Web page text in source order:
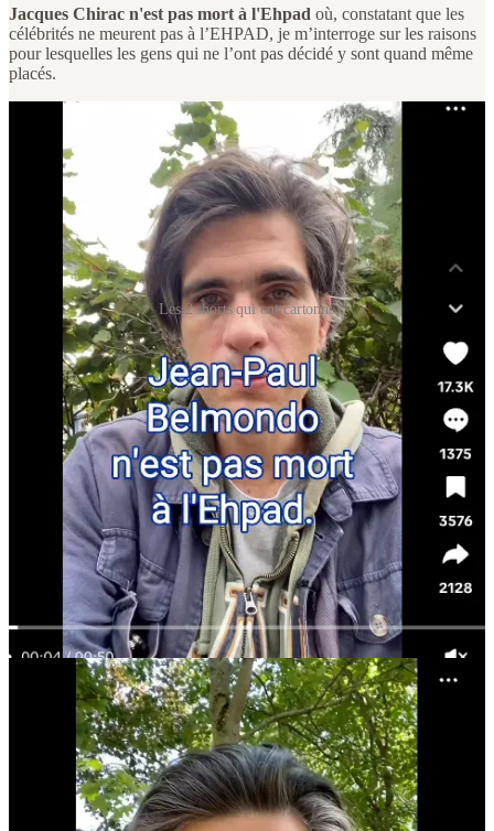
Jacques Chirac n'est pas mort à l'Ehpad où, constatant que les
célébrités ne meurent pas à l’EHPAD, je m’interroge sur les raisons
pour lesquelles les gens qui ne l’ont pas décidé y sont quand même
placés.
Les 2 shorts qui ont cartonné
Pourquoi ces posts ont fonctionné ?
Selon mon analyse, pour 3 raisons :
Ils parlent de l’EHPAD et contrairement au viager, à la Silver
économie et aux autres idées proposées par mes premiers
shorts, tout le monde connaît l’EHPAD. Si je dis EHPAD, les
gens qui visionnent la vidéo comprennent immédiatement de
quoi je parle. Même s’ils s’en font une idée qui n’est pas
toujours réaliste, ils savent que l’EHPAD, c’est un genre de
maison de retraite.
Ils mettent le doigt sur une contradiction, une incohérence
entre le désir et la réalité : une personne âgée qui veut quitter
l’EHPAD tous les jours et qui y reste, contrainte par sa
famille. Des célébrités qui meurent chez elles tandis que les
familles “normales” doivent placer leur parent âgé en EHPAD
faute d’alternatives évidentes.
Ils créent un clivage émotionnel entre ceux qui ont recours à
l’EHPAD et ceux qui ne le font pas… Ou pensent qu’ils ne le
feraient pas.